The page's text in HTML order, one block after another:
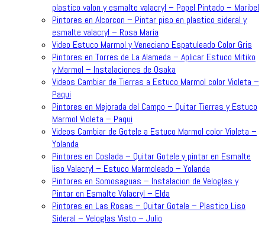
plastico valon y esmalte valacryl – Papel Pintado – Maribel
Pintores en Alcorcon – Pintar piso en plastico sideral y
esmalte valacryl – Rosa Maria
Video Estuco Marmol y Veneciano Espatuleado Color Gris
Pintores en Torres de La Alameda – Aplicar Estuco Mitiko
y Marmol – Instalaciones de Osaka
Videos Cambiar de Tierras a Estuco Marmol color Violeta –
Paqui
Pintores en Mejorada del Campo – Quitar Tierras y Estuco
Marmol Violeta – Paqui
Videos Cambiar de Gotele a Estuco Marmol color Violeta –
Yolanda
Pintores en Coslada – Quitar Gotele y pintar en Esmalte
liso Valacryl – Estuco Marmoleado – Yolanda
Pintores en Somosaguas – Instalacion de Veloglas y
Pintar en Esmalte Valacryl – Elda
Pintores en Las Rosas – Quitar Gotele – Plastico Liso
Sideral – Veloglas Visto – Julio